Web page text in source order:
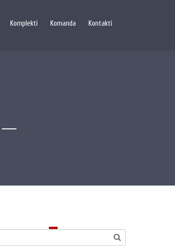
Komplekti Komanda Kontakti
LATVIEŠU